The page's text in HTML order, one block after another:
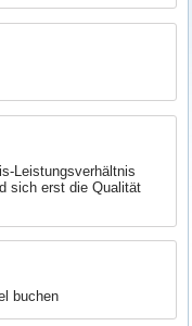
Leistungsverhältnis
sich erst die Qualität
buchen